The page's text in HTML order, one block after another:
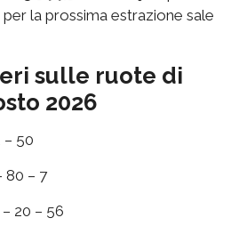
la prossima estrazione sale
sulle ruote di
2026
– 50
80 – 7
20 – 56